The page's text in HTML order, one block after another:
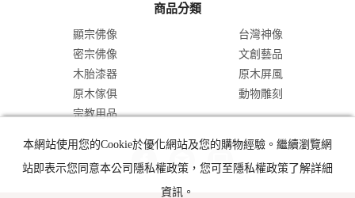
商品分類
顯宗佛像
台灣神像
密宗佛像
文創藝品
木胎漆器
原木屏風
原木傢俱
動物雕刻
宗教用品
本網站使用您的Cookie於優化網站及您的購物經驗。繼續瀏覽網
站即表示您同意本公司隱私權政策，您可至隱私權政策了解詳細
資訊。